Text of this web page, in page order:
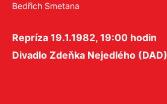
Bedřich Smetana
Repríza 19.1.1982, 19:00 hodin
Divadlo Zdeňka Nejedlého (DAD)